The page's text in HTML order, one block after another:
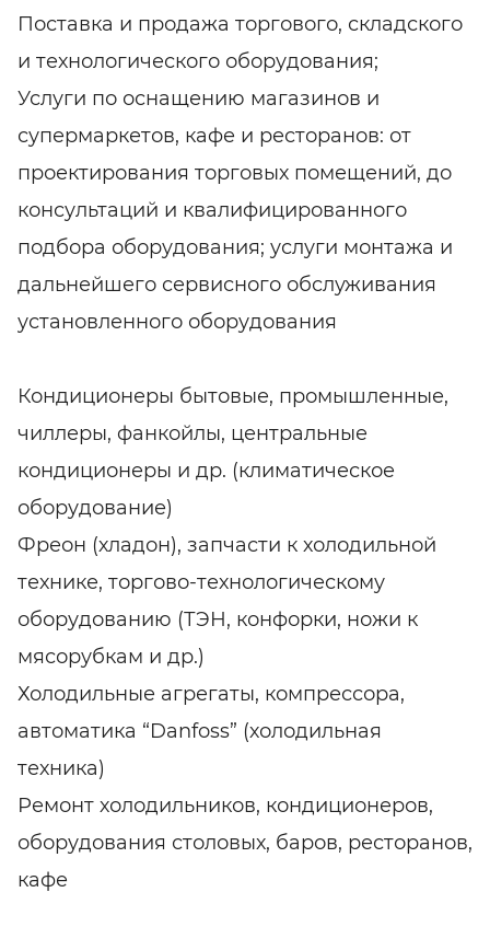
Поставка и продажа торгового, складского
и технологического оборудования;
Услуги по оснащению магазинов и
супермаркетов, кафе и ресторанов: от
проектирования торговых помещений, до
консультаций и квалифицированного
подбора оборудования; услуги монтажа и
дальнейшего сервисного обслуживания
установленного оборудования
Кондиционеры бытовые, промышленные,
чиллеры, фанкойлы, центральные
кондиционеры и др. (климатическое
оборудование)
Фреон (хладон), запчасти к холодильной
технике, торгово-технологическому
оборудованию (ТЭН, конфорки, ножи к
мясорубкам и др.)
Холодильные агрегаты, компрессора,
автоматика “Danfoss” (холодильная
техника)
Ремонт холодильников, кондиционеров,
оборудования столовых, баров, ресторанов,
кафе